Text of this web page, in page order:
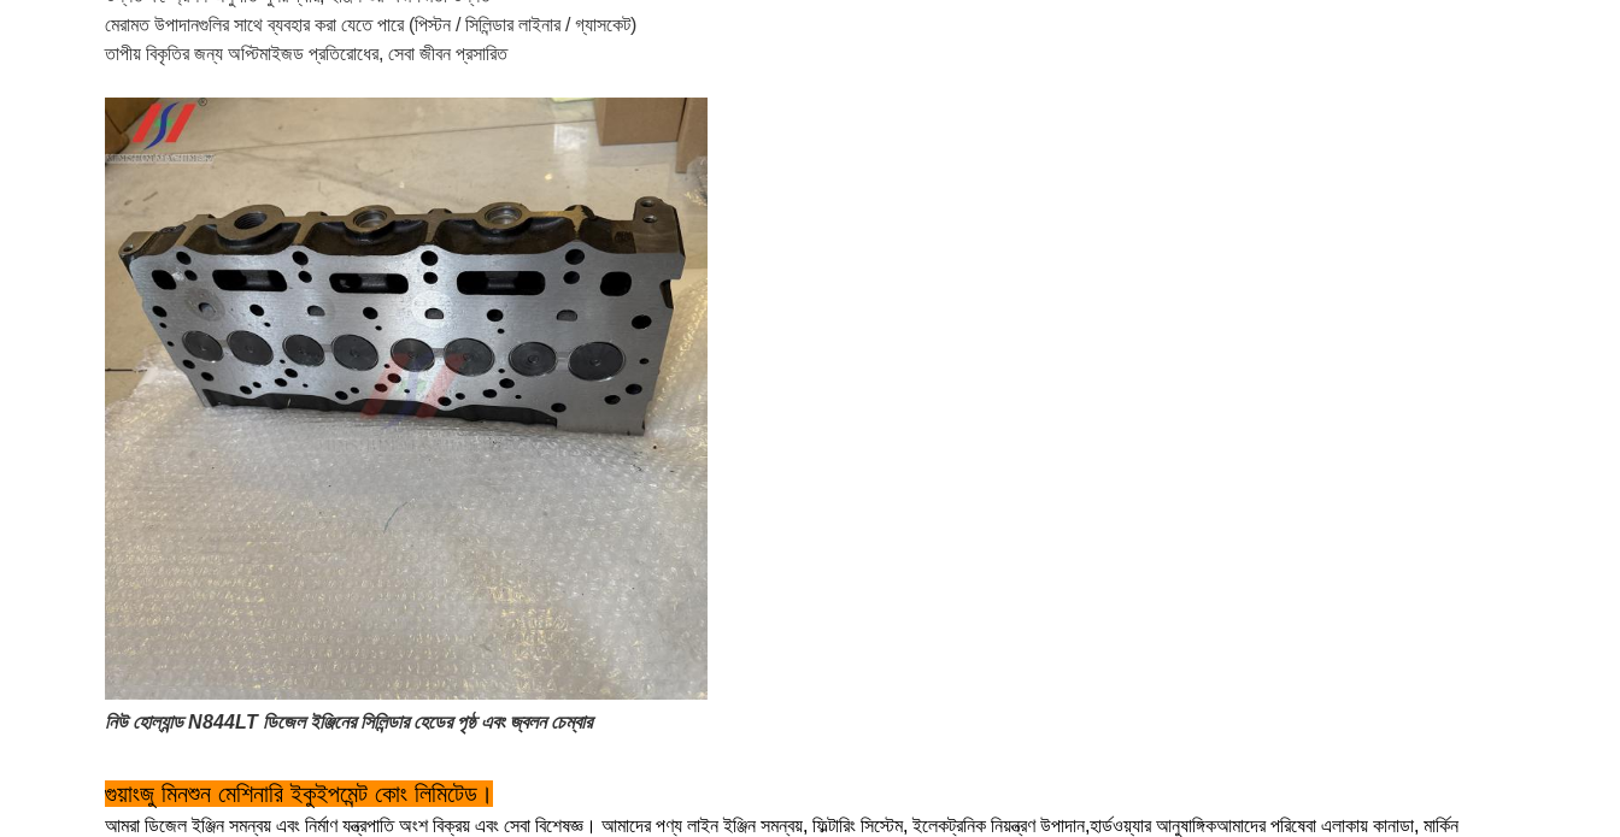
মেরামত উপাদানগুলির সাথে ব্যবহার করা যেতে পারে (পিস্টন / সিলিন্ডার লাইনার / গ্যাসকেট)
তাপীয় বিকৃতির জন্য অপ্টিমাইজড প্রতিরোধের, সেবা জীবন প্রসারিত
নিউ হোল্যান্ড N844LT ডিজেল ইঞ্জিনের সিলিন্ডার হেডের পৃষ্ঠ এবং জ্বলন চেম্বার
গুয়াংজু মিনশুন মেশিনারি ইকুইপমেন্ট কোং লিমিটেড।
আমরা ডিজেল ইঞ্জিন সমন্বয় এবং নির্মাণ যন্ত্রপাতি অংশ বিক্রয় এবং সেবা বিশেষজ্ঞ। আমাদের পণ্য লাইন ইঞ্জিন সমন্বয়, ফিল্টারিং সিস্টেম, ইলেকট্রনিক নিয়ন্ত্রণ উপাদান,হার্ডওয়্যার আনুষাঙ্গিকআমাদের পরিষেবা এলাকায় কানাডা, মার্কিন